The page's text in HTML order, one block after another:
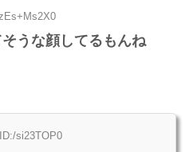
うな顔してるもんね
si23TOP0